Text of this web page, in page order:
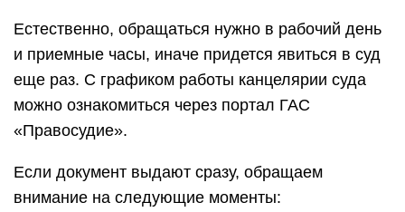
Естественно, обращаться нужно в рабочий день
и приемные часы, иначе придется явиться в суд
еще раз. С графиком работы канцелярии суда
можно ознакомиться через портал ГАС
«Правосудие».
Если документ выдают сразу, обращаем
внимание на следующие моменты: